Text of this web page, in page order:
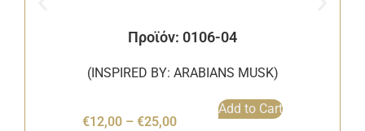
Προϊόν: 0106-04
(INSPIRED BY: ARABIANS MUSK)
€12,00 – €25,00
Add to Cart